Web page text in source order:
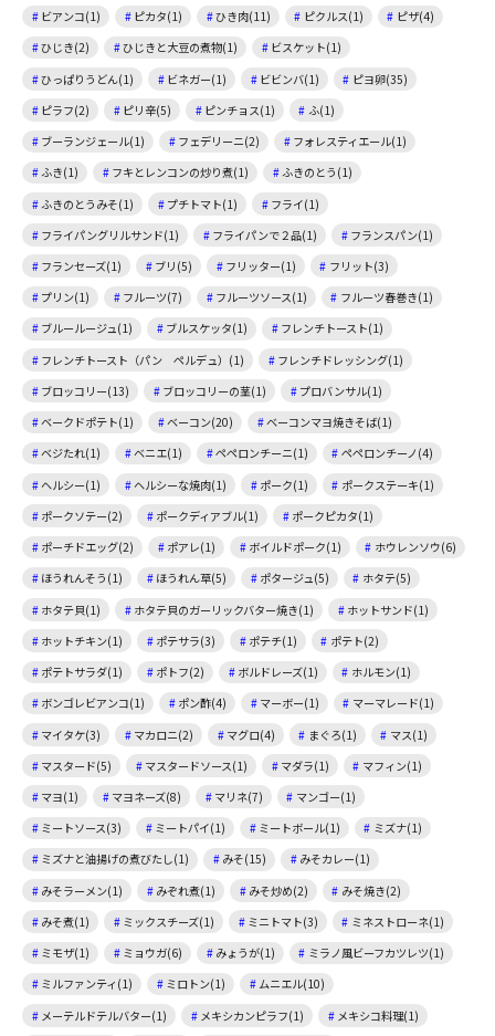
ビアンコ(1)
ピカタ(1) ひき肉(11) ピクルス(1)
ピザ(4)
ひじき(2)
ひじきと大豆の煮物(1)
ビスケット(1)
ひっぱりうどん(1)
ビネガー(1) ビビンバ(1)
ピヨ卵(35)
ピラフ(2)
ピリ辛(5) ピンチョス(1)
ふ(1)
ブーランジェール(1)
フェデリーニ(2)
フォレスティエール(1)
ふき(1)
フキとレンコンの炒り煮(1)
ふきのとう(1)
ふきのとうみそ(1)
プチトマト(1)
フライ(1)
フライパングリルサンド(1)
フライパンで２品(1)
フランスパン(1)
フランセーズ(1)
ブリ(5) フリッター(1)
フリット(3)
プリン(1)
フルーツ(7) フルーツソース(1)
フルーツ春巻き(1)
ブルールージュ(1)
ブルスケッタ(1)
フレンチトースト(1)
フレンチトースト（パン ペルデュ）(1)
フレンチドレッシング(1)
ブロッコリー(13)
ブロッコリーの茎(1)
プロバンサル(1)
ベークドポテト(1)
ベーコン(20)
ベーコンマヨ焼きそば(1)
ベジたれ(1)
ベニエ(1) ペペロンチーニ(1)
ペペロンチーノ(4)
ヘルシー(1)
ヘルシーな焼肉(1) ポーク(1)
ポークステーキ(1)
ポークソテー(2)
ポークディアブル(1)
ポークピカタ(1)
ポーチドエッグ(2)
ポアレ(1) ボイルドポーク(1)
ホウレンソウ(6)
ほうれんそう(1)
ほうれん草(5) ポタージュ(5)
ホタテ(5)
ホタテ貝(1)
ホタテ貝のガーリックバター焼き(1)
ホットサンド(1)
ホットチキン(1)
ポテサラ(3) ポテチ(1)
ポテト(2)
ポテトサラダ(1)
ポトフ(2) ボルドレーズ(1)
ホルモン(1)
ボンゴレビアンコ(1)
ポン酢(4) マーボー(1)
マーマレード(1)
マイタケ(3)
マカロニ(2) マグロ(4) まぐろ(1)
マス(1)
マスタード(5)
マスタードソース(1) マダラ(1)
マフィン(1)
マヨ(1)
マヨネーズ(8) マリネ(7)
マンゴー(1)
ミートソース(3)
ミートパイ(1) ミートボール(1)
ミズナ(1)
ミズナと油揚げの煮びたし(1)
みそ(15)
みそカレー(1)
みそラーメン(1)
みぞれ煮(1) みそ炒め(2)
みそ焼き(2)
みそ煮(1)
ミックスチーズ(1) ミニトマト(3)
ミネストローネ(1)
ミモザ(1)
ミョウガ(6) みょうが(1)
ミラノ風ビーフカツレツ(1)
ミルファンティ(1)
ミロトン(1)
ムニエル(10)
メーテルドテルバター(1)
メキシカンピラフ(1)
メキシコ料理(1)